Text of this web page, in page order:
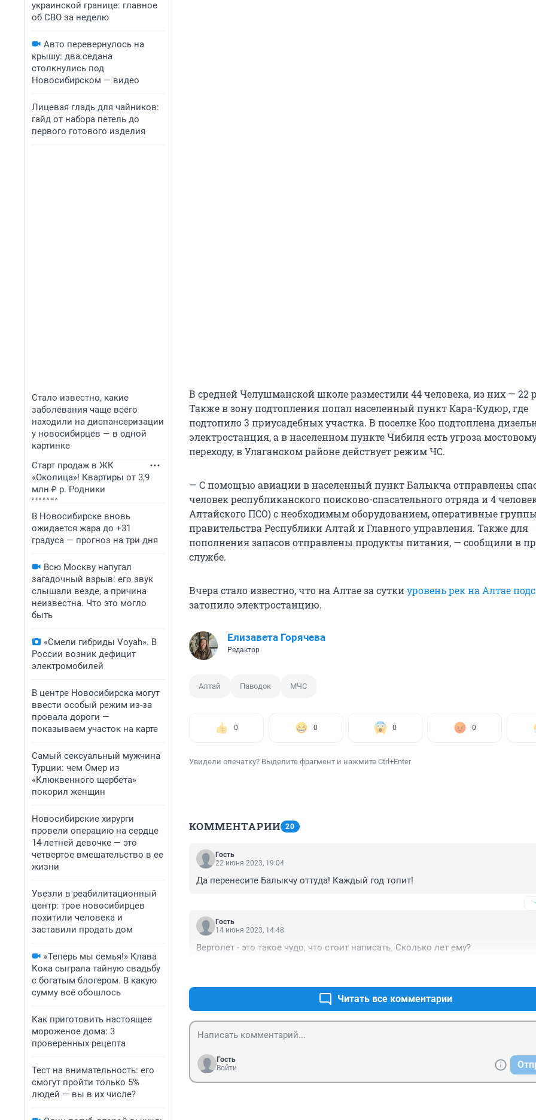
украинской границе: главное
об СВО за неделю
Авто перевернулось на
крышу: два седана
столкнулись под
Новосибирском — видео
Лицевая гладь для чайников:
гайд от набора петель до
первого готового изделия
Стало известно, какие
заболевания чаще всего
находили на диспансеризации
у новосибирцев — в одной
картинке
Старт продаж в ЖК
«Околица»! Квартиры от 3,9
млн ₽ р. Родники
В Новосибирске вновь
ожидается жара до +31
градуса — прогноз на три дня
Всю Москву напугал
загадочный взрыв: его звук
слышали везде, а причина
неизвестна. Что это могло
быть
«Смели гибриды Voyah». В
России возник дефицит
электромобилей
В центре Новосибирска могут
ввести особый режим из-за
провала дороги —
показываем участок на карте
Самый сексуальный мужчина
Турции: чем Омер из
«Клюквенного щербета»
покорил женщин
Новосибирские хирурги
провели операцию на сердце
14-летней девочке — это
четвертое вмешательство в ее
жизни
Увезли в реабилитационный
центр: трое новосибирцев
похитили человека и
заставили продать дом
«Теперь мы семья!» Клава
Кока сыграла тайную свадьбу
с богатым блогером. В какую
сумму всё обошлось
Как приготовить настоящее
мороженое дома: 3
проверенных рецепта
Тест на внимательность: его
смогут пройти только 5%
людей — вы в их числе?
В средней Челушманской школе разместили 44 человека, из них — 22
Также в зону подтопления попал населенный пункт Кара-Кудюр, где
подтопило 3 приусадебных участка. В поселке Коо подтоплена
электростанция, а в населенном пункте Чибиля есть угроза
переходу, в Улаганском районе действует режим ЧС.
— С помощью авиации в населенный пункт Балыкча отправлены
человек республиканского поисково-спасательного отряда и 4
Алтайского ПСО) с необходимым оборудованием, оперативные
правительства Республики Алтай и Главного управления. Также для
пополнения запасов отправлены продукты питания, — сообщили в
службе.
Вчера стало известно, что на Алтае за суткиуровень рек на Алтае
затопило электростанцию.
Елизавета Горячева
Редактор
Алтай Паводок МЧС
0 0 0 0
Увидели опечатку? Выделите фрагмент и нажмите Ctrl+Enter
КОММЕНТАРИИ 20
Гость
22 июня 2023, 19:04
Да перенесите Балыкчу оттуда! Каждый год топит!
Гость
14 июня 2023, 14:48
Вертолет - это такое чудо, что стоит написать. Сколько лет ему?
Читать все комментарии
Гость
Войти